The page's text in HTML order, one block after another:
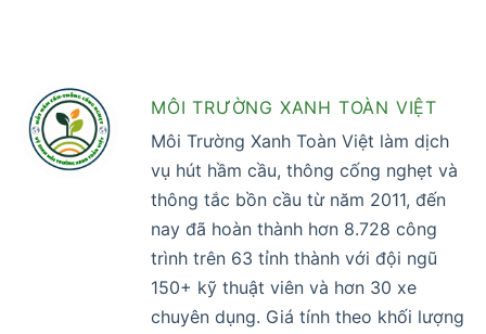
MÔI TRƯỜNG XANH TOÀN VIỆT
Môi Trường Xanh Toàn Việt làm dịch
vụ hút hầm cầu, thông cống nghẹt và
thông tắc bồn cầu từ năm 2011, đến
nay đã hoàn thành hơn 8.728 công
trình trên 63 tỉnh thành với đội ngũ
150+ kỹ thuật viên và hơn 30 xe
chuyên dụng. Giá tính theo khối lượng